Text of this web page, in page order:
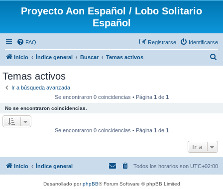
Proyecto Aon Español / Lobo Solitario
Español
FAQ Identificarse
Registrarse
Inicio Índice general Buscar Temas activos
Temas activos
Ir a búsqueda avanzada
Se encontraron 0 coincidencias • Página 1 de 1
No se encontraron coincidencias.
Se encontraron 0 coincidencias • Página 1 de 1
Ir a
Inicio Índice general Todos los horarios son UTC+02:00
Desarrollado porphpBB® Forum Software © phpBB Limited